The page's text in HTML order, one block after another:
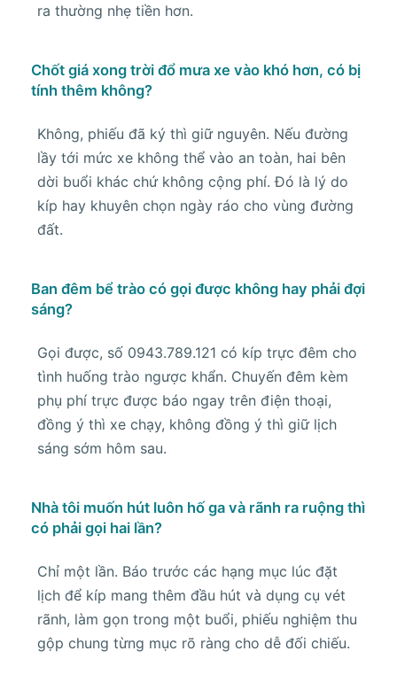
ra thường nhẹ tiền hơn.
Chốt giá xong trời đổ mưa xe vào khó hơn, có bị
tính thêm không?
Không, phiếu đã ký thì giữ nguyên. Nếu đường
lầy tới mức xe không thể vào an toàn, hai bên
dời buổi khác chứ không cộng phí. Đó là lý do
kíp hay khuyên chọn ngày ráo cho vùng đường
đất.
Ban đêm bể trào có gọi được không hay phải đợi
sáng?
Gọi được, số 0943.789.121 có kíp trực đêm cho
tình huống trào ngược khẩn. Chuyến đêm kèm
phụ phí trực được báo ngay trên điện thoại,
đồng ý thì xe chạy, không đồng ý thì giữ lịch
sáng sớm hôm sau.
Nhà tôi muốn hút luôn hố ga và rãnh ra ruộng thì
có phải gọi hai lần?
Chỉ một lần. Báo trước các hạng mục lúc đặt
lịch để kíp mang thêm đầu hút và dụng cụ vét
rãnh, làm gọn trong một buổi, phiếu nghiệm thu
gộp chung từng mục rõ ràng cho dễ đối chiếu.